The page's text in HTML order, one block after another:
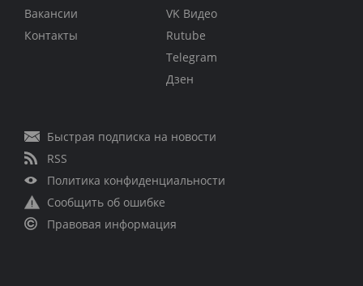
Вакансии
Контакты
VK Видео
Rutube
Telegram
Дзен
Быстрая подписка на новости
RSS
Политика конфиденциальности
Сообщить об ошибке
Правовая информация